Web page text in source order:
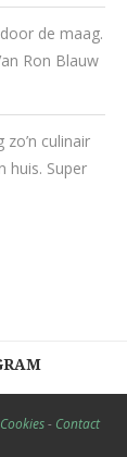
de maag.
Ron Blauw
culinair
huis. Super
- Contact